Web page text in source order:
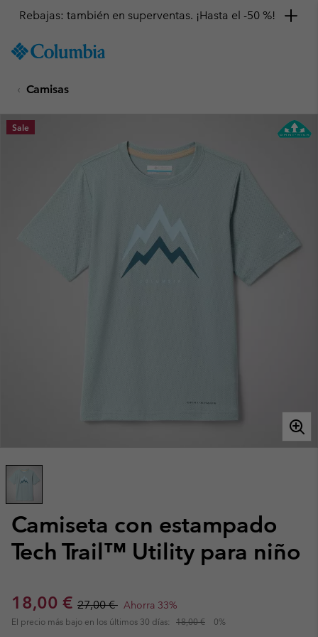
TO
SKIP
MAIN
NAV
Rebajas: también en superventas. ¡Hasta el -50 %!
Camisas
Camiseta con estampado
Tech Trail™ Utility para niño
Sale price:
18,00 € Regular price:
27,00 € Ahorra 33%
El precio más bajo en los últimos 30 días: 18,00 € 0%
Sale